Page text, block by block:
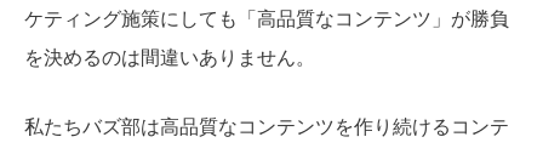
ケティング施策にしても「高品質なコンテンツ」が勝負
を決めるのは間違いありません。
私たちバズ部は高品質なコンテンツを作り続けるコンテ